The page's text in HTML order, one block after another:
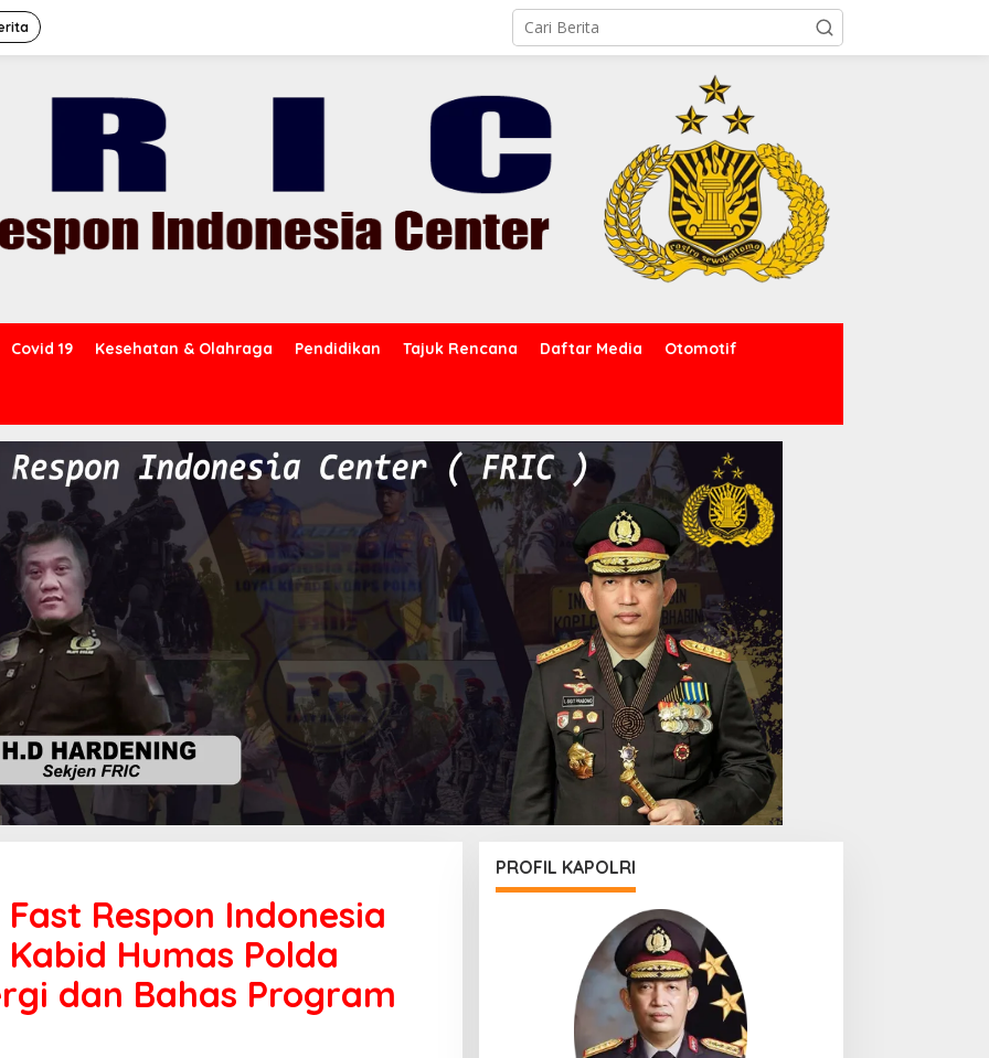
Covid 19 Kesehatan & Olahraga Pendidikan Tajuk Rencana Daftar Media Otomotif
Respon Indonesia
Humas Polda
dan Bahas Program
PROFIL KAPOLRI